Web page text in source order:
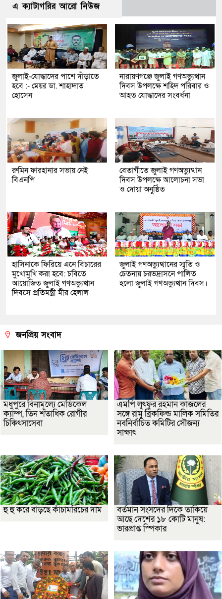
এ ক্যাটাগরির আরো নিউজ
জুলাই-যোদ্ধাদের পাশে দাঁড়াতে
হবে :- মেয়র ডা. শাহাদাত
হোসেন
নারায়ণগঞ্জে জুলাই গণঅভ্যুত্থান
দিবস উপলক্ষে শহিদ পরিবার ও
আহত যোদ্ধাদের সংবর্ধনা
রুমিন ফারহানার সভায় নেই
বিএনপি
বেতাগীতে জুলাই গণঅভ্যুত্থান
দিবস উপলক্ষে আলোচনা সভা
ও দোয়া অনুষ্ঠিত
হাসিনাকে ফিরিয়ে এনে বিচারের
মুখোমুখি করা হবে: চবিতে
আয়োজিত জুলাই গণঅভ্যুত্থান
দিবসে প্রতিমন্ত্রী মীর হেলাল
জুলাই গণঅভ্যুত্থানের স্মৃতি ও
চেতনায় চরভদ্রাসনে পালিত
হলো জুলাই গণঅভ্যুত্থান দিবস।
জনপ্রিয় সংবাদ
মধুপুরে বিনামূল্যে মেডিকেল
ক্যাম্প, তিন শতাধিক রোগীর
চিকিৎসাসেবা
এমপি লুৎফুর রহমান কাজলের
সঙ্গে রামু ব্রিকফিল্ড মালিক সমিতির
নবনির্বাচিত কমিটির সৌজন্য
সাক্ষাৎ
হু হু করে বাড়ছে কাঁচামরিচের দাম
বর্তমান সংসদের দিকে তাকিয়ে
আছে দেশের ১৮ কোটি মানুষ:
ভারপ্রাপ্ত স্পিকার